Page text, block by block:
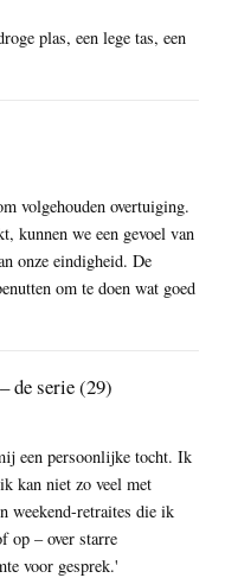
plas, een lege tas, een
volgehouden overtuiging.
kunnen we een gevoel van
onze eindigheid. De
om te doen wat goed
de serie (29)
een persoonlijke tocht. Ik
kan niet zo veel met
weekend-retraites die ik
op – over starre
voor gesprek.'